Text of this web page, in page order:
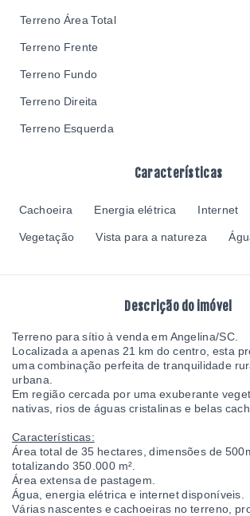
Características
Cachoeira Energia elétrica Internet
Vegetação Vista para a natureza
Descrição do imóvel
Terreno para sítio à venda em Angelina/SC.
Localizada a apenas 21 km do centro, esta
uma combinação perfeita de tranquilidade
urbana.
Em região cercada por uma exuberante
nativas, rios de águas cristalinas e belas
Características:
Área total de 35 hectares, dimensões de
totalizando 350.000 m².
Área extensa de pastagem.
Água, energia elétrica e internet disponíveis.
Várias nascentes e cachoeiras no terreno,
Terreno Área Total
Terreno Frente
Terreno Fundo
Terreno Direita
Terreno Esquerda